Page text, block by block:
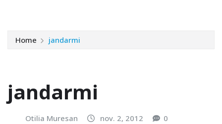
Home jandarmi
jandarmi
Otilia Muresan nov. 2, 2012 0